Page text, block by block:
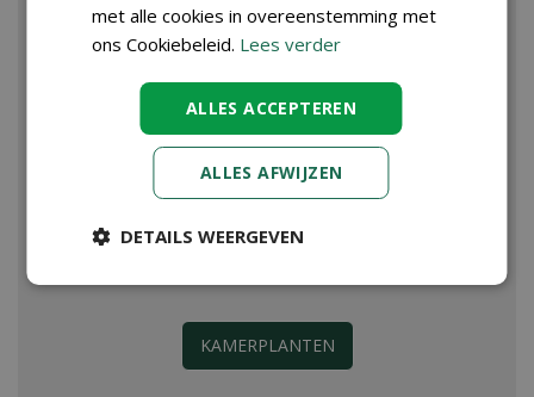
KAMERPLANTEN
met alle cookies in overeenstemming met
ons Cookiebeleid. Lees verder
ALLES ACCEPTEREN
ALLES AFWIJZEN
DETAILS WEERGEVEN